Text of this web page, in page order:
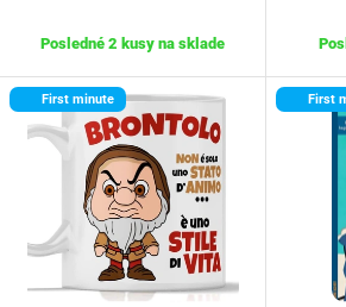
Posledné 2 kusy na sklade
First minute First